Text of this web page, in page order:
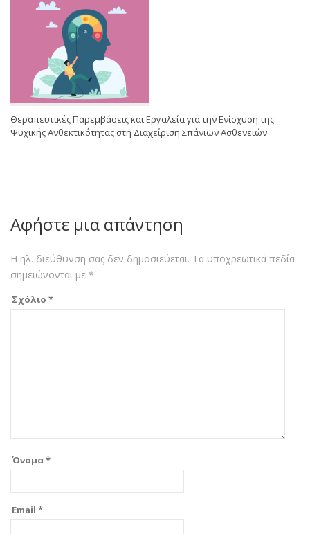
Θεραπευτικές Παρεμβάσεις και Εργαλεία για την Ενίσχυση της
Ψυχικής Ανθεκτικότητας στη Διαχείριση Σπάνιων Ασθενειών
Αφήστε μια απάντηση
Η ηλ. διεύθυνση σας δεν δημοσιεύεται. Τα υποχρεωτικά πεδία
σημειώνονται με *
Σχόλιο *
Όνομα*
Email *